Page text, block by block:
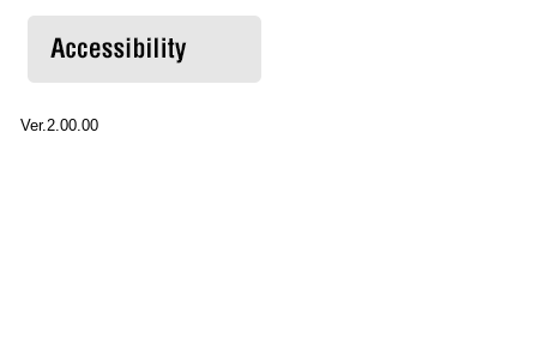
Ver.2.00.00